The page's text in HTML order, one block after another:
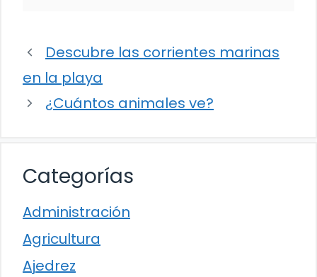
Descubre las corrientes marinas
en la playa
¿Cuántos animales ve?
Categorías
Administración
Agricultura
Ajedrez